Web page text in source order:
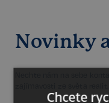
Novinky
Chcete